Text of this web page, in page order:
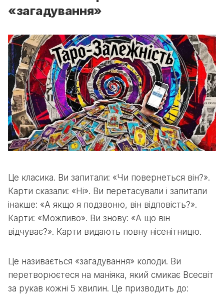
«загадування»
Це класика. Ви запитали: «Чи повернеться він?».
Карти сказали: «Ні». Ви перетасували і запитали
інакше: «А якщо я подзвоню, він відповість?».
Карти: «Можливо». Ви знову: «А що він
відчуває?». Карти видають повну нісенітницю.
Це називається «загадування» колоди. Ви
перетворюєтеся на маніяка, який смикає Всесвіт
за рукав кожні 5 хвилин. Це призводить до: